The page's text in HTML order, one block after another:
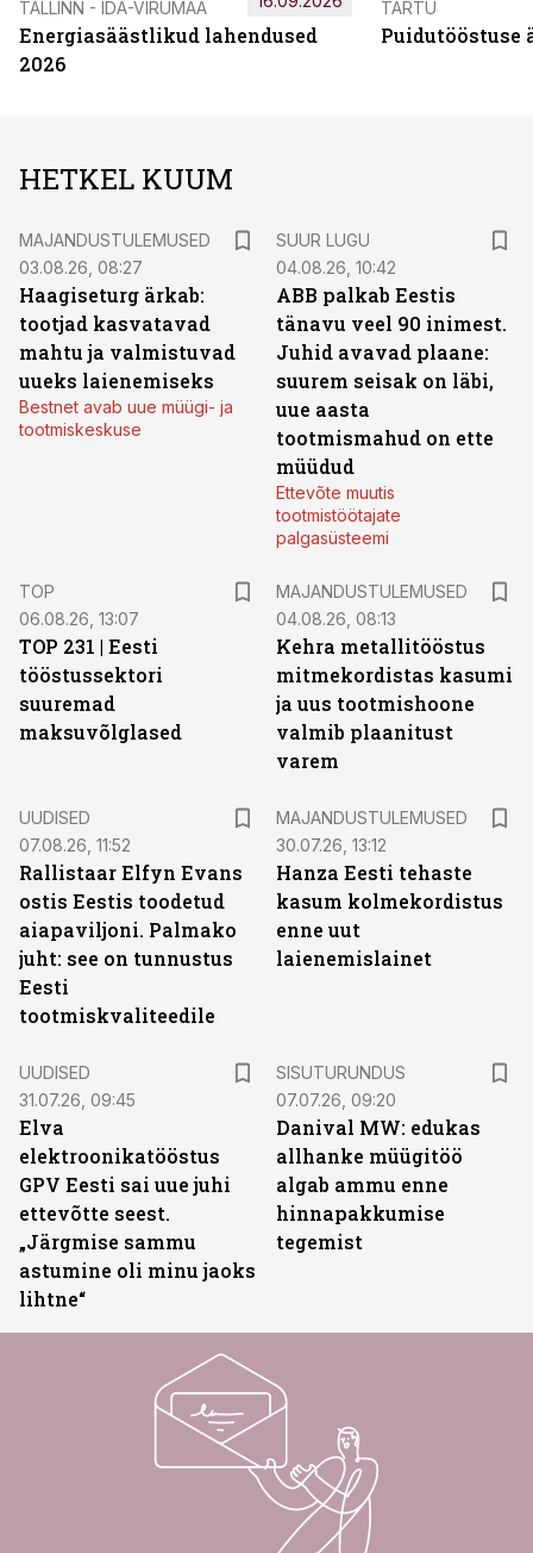
TALLINN - IDA-VIRUMAA
Energiasäästlikud lahendused
2026
TARTU
Puidutööstuse
HETKEL KUUM
MAJANDUSTULEMUSED
03.08.26, 08:27
Haagiseturg ärkab:
tootjad kasvatavad
mahtu ja valmistuvad
uueks laienemiseks
Bestnet avab uue müügi- ja
tootmiskeskuse
SUUR LUGU
04.08.26, 10:42
ABB palkab Eestis
tänavu veel 90 inimest.
Juhid avavad plaane:
suurem seisak on läbi,
uue aasta
tootmismahud on ette
müüdud
Ettevõte muutis
tootmistöötajate
palgasüsteemi
TOP
06.08.26, 13:07
TOP 231 | Eesti
tööstussektori
suuremad
maksuvõlglased
MAJANDUSTULEMUSED
04.08.26, 08:13
Kehra metallitööstus
mitmekordistas kasumi
ja uus tootmishoone
valmib plaanitust
varem
UUDISED
07.08.26, 11:52
Rallistaar Elfyn Evans
ostis Eestis toodetud
aiapaviljoni. Palmako
juht: see on tunnustus
Eesti
tootmiskvaliteedile
MAJANDUSTULEMUSED
30.07.26, 13:12
Hanza Eesti tehaste
kasum kolmekordistus
enne uut
laienemislainet
UUDISED
31.07.26, 09:45
Elva
elektroonikatööstus
GPV Eesti sai uue juhi
ettevõtte seest.
„Järgmise sammu
astumine oli minu jaoks
lihtne“
SISUTURUNDUS
07.07.26, 09:20
Danival MW: edukas
allhanke müügitöö
algab ammu enne
hinnapakkumise
tegemist